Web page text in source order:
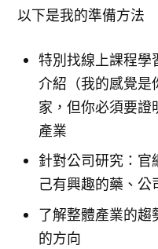
以下是我的準備方法
特別找線上課程學
介紹（我的感覺是
家，但你必須要證
產業
針對公司研究：官
己有興趣的藥、
了解整體產業的趨
的方向